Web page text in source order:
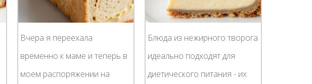
Вчера я переехала
временно к маме и теперь в
моем распоряжении на
Блюда из нежирного творога
идеально подходят для
диетического питания - их